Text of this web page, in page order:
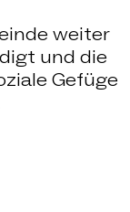
weiter
und die
Gefüge